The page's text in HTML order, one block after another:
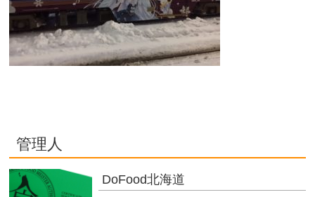
管理人
DoFood北海道